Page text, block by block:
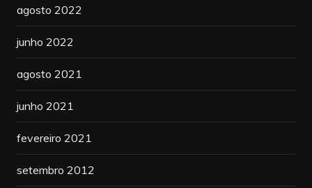
agosto 2022
junho 2022
agosto 2021
junho 2021
fevereiro 2021
setembro 2012